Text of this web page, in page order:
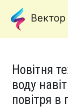
Новітня
воду
повітря в